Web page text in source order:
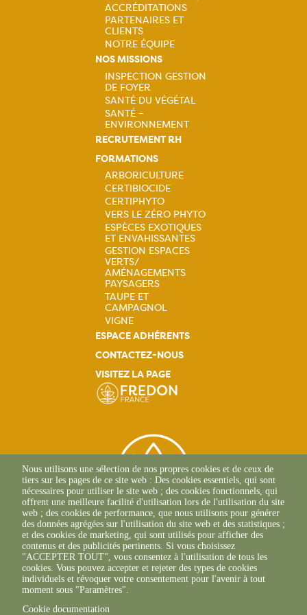
ACCRÉDITATIONS
PARTENAIRES ET
CLIENTS
NOTRE ÉQUIPE
NOS MISSIONS
Navigation
principale
INSPECTION GESTION
DE FOYER
SANTÉ DU VÉGÉTAL
SANTÉ –
ENVIRONNEMENT
RECRUTEMENT RH
FORMATIONS
Navigation
principale
ARBORICULTURE
CERTIBIOCIDE
CERTIPHYTO
VERS LE ZÉRO PHYTO
ESPÈCES EXOTIQUES
ET ENVAHISSANTES
GESTION ESPACES
VERTS/
AMÉNAGEMENTS
PAYSAGERS
TAUPE ET
CAMPAGNOL
VIGNE
ESPACE ADHÉRENTS
CONTACTEZ-NOUS
VISITEZ LA PAGE
2 Allée Du Lazio
69800 SAINT-PRIEST
+33(0)4 37 43 40 70
Nous utilisons une sélection de nos propres cookies et de ceux de
tiers sur les pages de ce site web : Des cookies essentiels, qui sont
nécessaires pour utiliser le site web ; des cookies fonctionnels, qui
offrent une meilleure facilité d'utilisation lors de l'utilisation du site
web ; des cookies de performance, que nous utilisons pour générer
des données agrégées sur l'utilisation du site web et des statistiques ;
et des cookies de marketing, qui sont utilisés pour afficher des
contenus et des publicités pertinents. Si vous choisissez
"ACCEPTER TOUT", vous consentez à l'utilisation de tous les
cookies. Vous pouvez accepter et rejeter des types de cookies
individuels et révoquer votre consentement pour l'avenir à tout
moment sous "Paramètres".
Cookie documentation